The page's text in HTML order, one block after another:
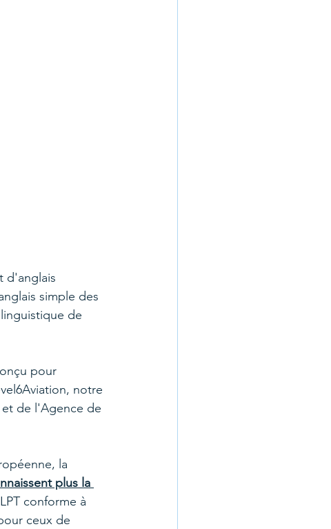
d'anglais
simple des
de
pour
notre
de l'Agence de
la
plus la
conforme à
ceux de